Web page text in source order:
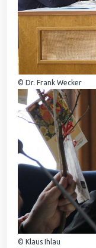
© Dr. Frank Wecker
© Klaus Ihlau